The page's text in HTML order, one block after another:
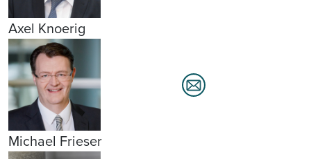
Axel Knoerig
Michael Frieser